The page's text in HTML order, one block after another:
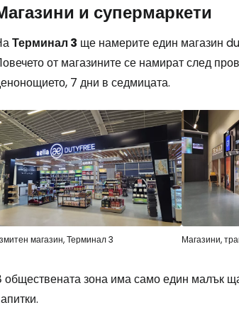
и супермаркети
Терминал 3 ще намерите един магазин
от магазините се намират след
7 дни в седмицата.
магазин, Терминал 3 Магазини,
обществената зона има само един малък